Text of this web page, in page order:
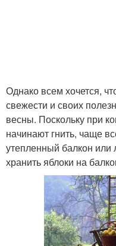
Однако всем хочется,
свежести и своих
весны. Поскольку при
начинают гнить, чаще
утепленный балкон или
хранить яблоки на